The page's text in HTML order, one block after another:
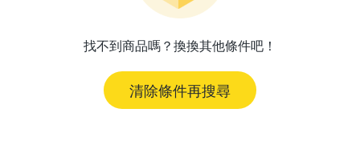
找不到商品嗎？換換其他條件吧！
清除條件再搜尋